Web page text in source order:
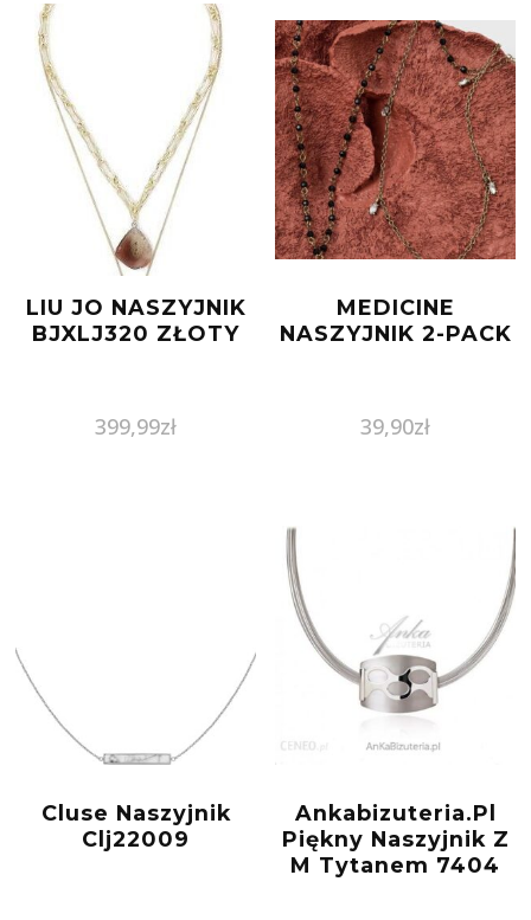
LIU JO NASZYJNIK
BJXLJ320 ZŁOTY
399,99zł
MEDICINE
NASZYJNIK 2-PACK
39,90zł
Cluse Naszyjnik
Clj22009
Ankabizuteria.Pl
Piękny Naszyjnik Z
M Tytanem 7404